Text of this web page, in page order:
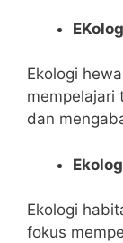
Ekologi
mempelajari
dan
Ekologi
fokus